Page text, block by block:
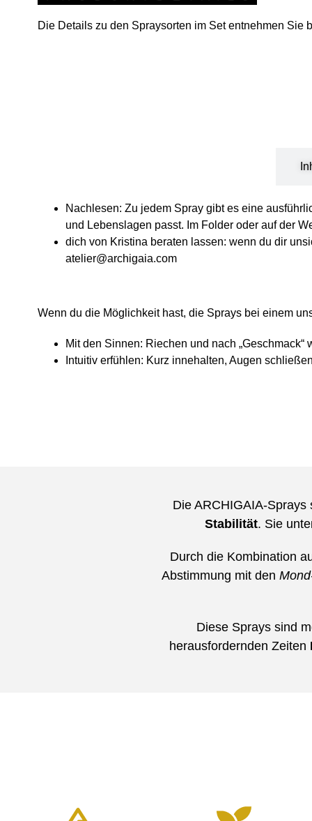
Die Details zu den Spraysorten im Set entnehmen Sie
Nachlesen: Zu jedem Spray gibt es eine
und Lebenslagen passt. Im Folder oder auf der
dich von Kristina beraten lassen: wenn du dir
atelier@archigaia.com
Wenn du die Möglichkeit hast, die Sprays bei einem
Mit den Sinnen: Riechen und nach „Geschmack“
Intuitiv erfühlen: Kurz innehalten, Augen
Die ARCHIGAIA-Sprays
Stabilität. Sie
Durch die Kombination
Abstimmung mit den
Diese Sprays sind
herausfordernden Zeiten